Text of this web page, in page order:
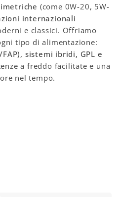
(come 0W-20, 5W-
internazionali
e classici. Offriamo
tipo di alimentazione:
sistemi ibridi, GPL e
a freddo facilitate e una
nel tempo.